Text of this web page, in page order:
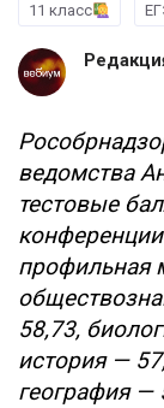
11 класс
ведомства
тестовые
профильная
58,73,
история —
география —